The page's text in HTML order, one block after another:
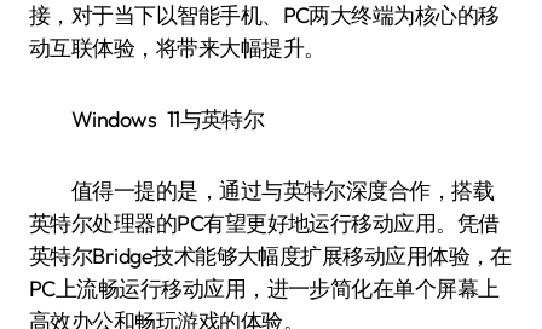
接，对于当下以智能手机、PC两大终端为核心的移
动互联体验，将带来大幅提升。
Windows 11与英特尔
值得一提的是，通过与英特尔深度合作，搭载
英特尔处理器的PC有望更好地运行移动应用。凭借
英特尔Bridge技术能够大幅度扩展移动应用体验，在
PC上流畅运行移动应用，进一步简化在单个屏幕上
高效办公和畅玩游戏的体验。